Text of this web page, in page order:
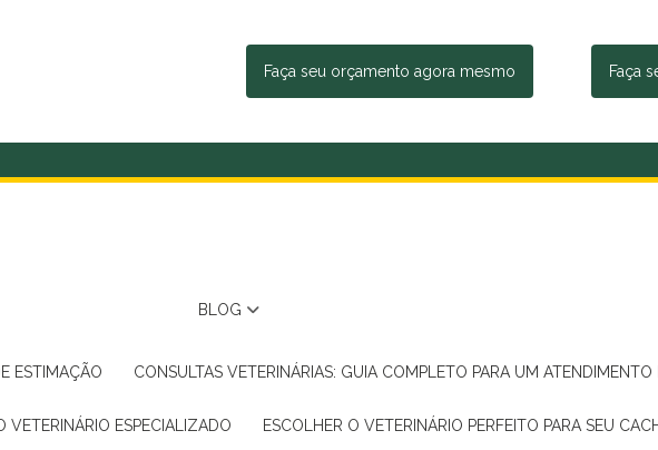
Faça seu orçamento agora mesmo Faça
BLOG
ESTIMAÇÃO CONSULTAS VETERINÁRIAS: GUIA COMPLETO PARA UM ATENDIMENTO
VETERINÁRIO ESPECIALIZADO ESCOLHER O VETERINÁRIO PERFEITO PARA SEU